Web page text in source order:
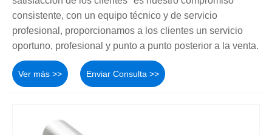
consistente, con un equipo técnico y de servicio
profesional, proporcionamos a los clientes un servicio
oportuno, profesional y punto a punto posterior a la venta.
Ver más >> Enviar Consulta >>